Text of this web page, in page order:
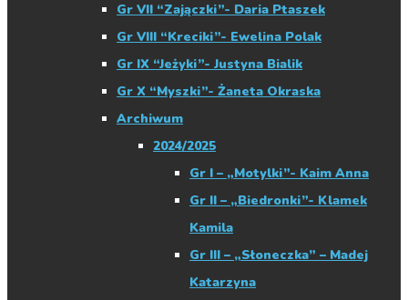
Gr VII “Zajączki”- Daria Ptaszek
Gr VIII “Kreciki”- Ewelina Polak
Gr IX “Jeżyki”- Justyna Bialik
Gr X “Myszki”- Żaneta Okraska
Archiwum
2024/2025
Gr I – „Motylki”- Kaim Anna
Gr II – „Biedronki”- Klamek
Kamila
Gr III – „Słoneczka” – Madej
Katarzyna